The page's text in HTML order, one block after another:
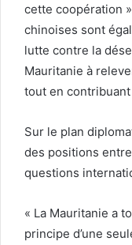
cette coopération
chinoises sont
lutte contre la
Mauritanie à
tout en contribuant
Sur le plan
des positions
questions
« La Mauritanie a
principe d’une